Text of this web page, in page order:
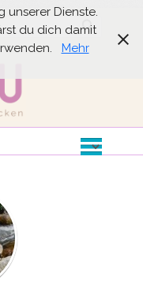
unserer Dienste.
du dich damit
Mehr